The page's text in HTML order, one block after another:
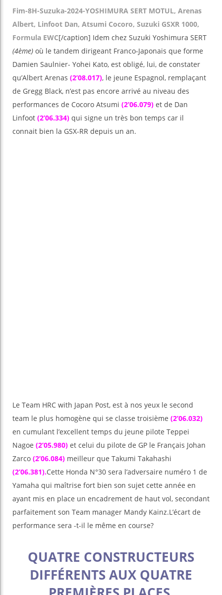
Fim-8H-Suzuka-2024-YOSHIMURA SERT MOTUL, Arenas
Albert, Linfoot Dan, Atsumi Cocoro, Suzuki GSXR 1000,
Formula EWC[/caption] Idem chez Suzuki Yoshimura SERT
(4ème) où le tandem dirigeant Franco-Japonais que forme
Damien Saulnier- Yohei Kato, est obligé, lui, de constater
qu’Albert Arenas (2’08.017), le jeune Espagnol, remplaçant
de Gregg Black, n’est pas encore arrivé au niveau des
performances de Cocoro Atsumi (2’06.079) et de Dan
Linfoot (2’06.334) qui signe un très bon temps car il
connait bien la GSX-RR depuis un an.
Le Team HRC with Japan Post, est à nos yeux le second
team le plus homogène qui se classe troisième (2’06.032)
en cumulant l’excellent temps du jeune pilote Teppei
Nagoe (2’05.980) et celui du pilote de GP le Français Johan
Zarco (2’06.084) meilleur que Takumi Takahashi
(2’06.381).Cette Honda N°30 sera l’adversaire numéro 1 de
Yamaha qui maîtrise fort bien son sujet cette année en
ayant mis en place un encadrement de haut vol, secondant
parfaitement son Team manager Mandy Kainz.L’écart de
performance sera -t-il le même en course?
QUATRE CONSTRUCTEURS
DIFFÉRENTS AUX QUATRE